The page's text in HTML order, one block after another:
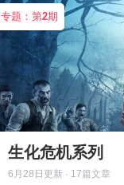
专题：第2期
生化危机系列
6月28日 更新 · 17篇文章